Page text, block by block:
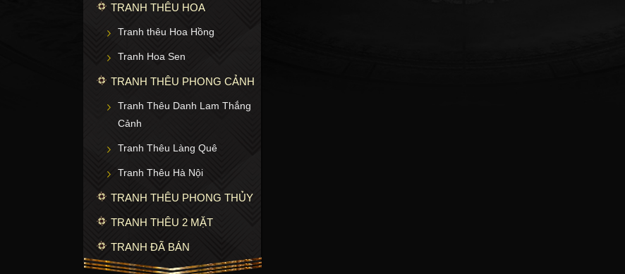
TRANH THÊU HOA
Tranh thêu Hoa Hồng
Tranh Hoa Sen
TRANH THÊU PHONG CẢNH
Tranh Thêu Danh Lam Thắng
Cảnh
Tranh Thêu Làng Quê
Tranh Thêu Hà Nội
TRANH THÊU PHONG THỦY
TRANH THÊU 2 MẶT
TRANH ĐÃ BÁN